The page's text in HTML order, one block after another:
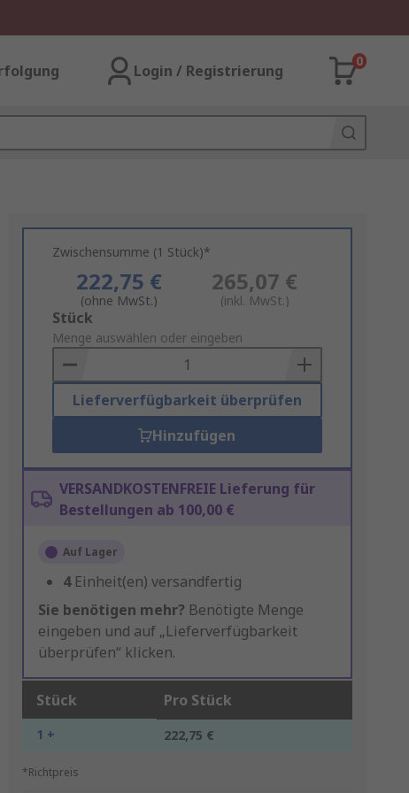
Login / Registrierung
0
Zwischensumme (1 Stück)*
222,75 €
(ohne MwSt.)
265,07 €
(inkl. MwSt.)
Add
to
Basket
Stück
Menge auswählen oder eingeben
Lieferverfügbarkeit überprüfen
Hinzufügen
VERSANDKOSTENFREIE Lieferung für
Bestellungen ab 100,00 €
Auf Lager
4 Einheit(en) versandfertig
Sie benötigen mehr? Benötigte Menge
eingeben und auf „Lieferverfügbarkeit
überprüfen“ klicken.
Stück Pro Stück
1 + 222,75 €
*Richtpreis